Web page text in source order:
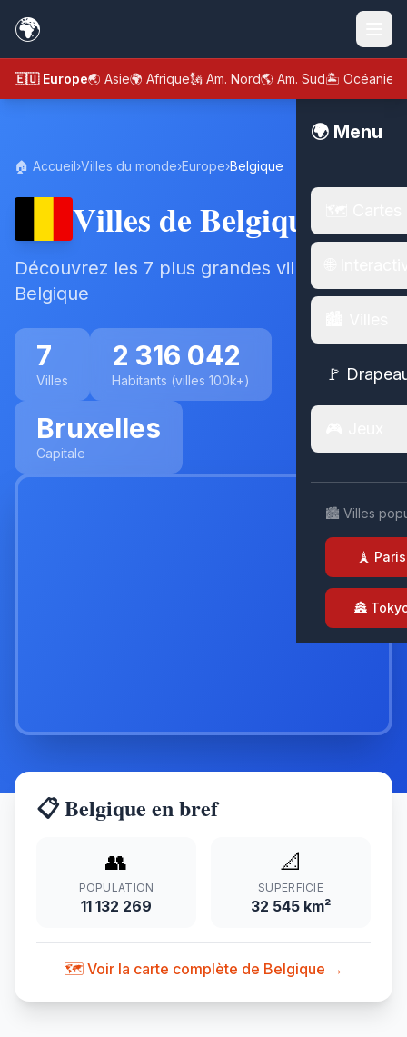
🌍
🇪🇺 Europe🌏 Asie🌍 Afrique🗽 Am. Nord🌎 Am. Sud🏝️ Océanie
🌍 Menu
🚩
🏙️ Villes
🗼 Paris
🏯
🏠 Accueil›Villes du monde›Europe›Belgique
Villes de Belgique
Découvrez les 7 plus grandes villes de
Belgique
7
Villes
2 316 042
Habitants (villes 100k+)
Bruxelles
Capitale
📋 Belgique en bref
👥
POPULATION
11 132 269
📐
SUPERFICIE
32 545 km²
🗺️ Voir la carte complète de Belgique →